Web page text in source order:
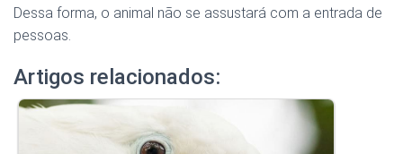
Dessa forma, o animal não se assustará com a entrada de
pessoas.
Artigos relacionados: